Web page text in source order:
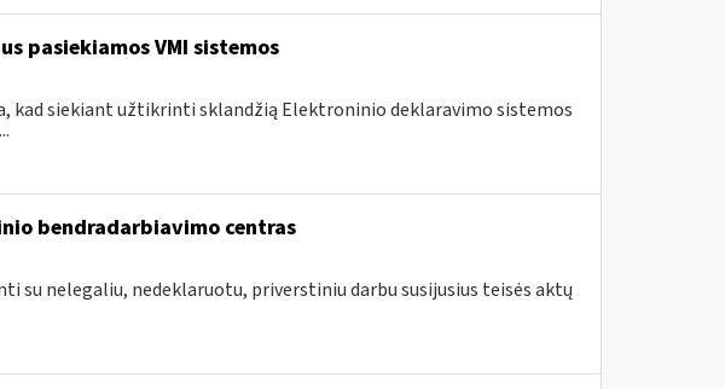
pasiekiamos VMI sistemos
kad siekiant užtikrinti sklandžią Elektroninio deklaravimo sistemos
bendradarbiavimo centras
su nelegaliu, nedeklaruotu, priverstiniu darbu susijusius teisės aktų